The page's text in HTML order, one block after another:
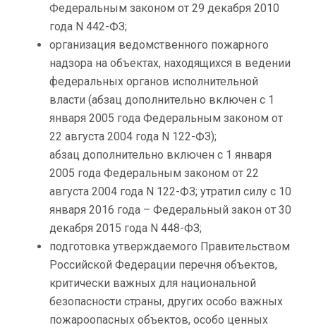
Федеральным законом от 29 декабря 2010
года N 442-ФЗ;
организация ведомственного пожарного
надзора на объектах, находящихся в ведении
федеральных органов исполнительной
власти (абзац дополнительно включен с 1
января 2005 года Федеральным законом от
22 августа 2004 года N 122-ФЗ);
абзац дополнительно включен с 1 января
2005 года Федеральным законом от 22
августа 2004 года N 122-ФЗ; утратил силу с 10
января 2016 года – Федеральный закон от 30
декабря 2015 года N 448-ФЗ;
подготовка утверждаемого Правительством
Российской Федерации перечня объектов,
критически важных для национальной
безопасности страны, других особо важных
пожароопасных объектов, особо ценных